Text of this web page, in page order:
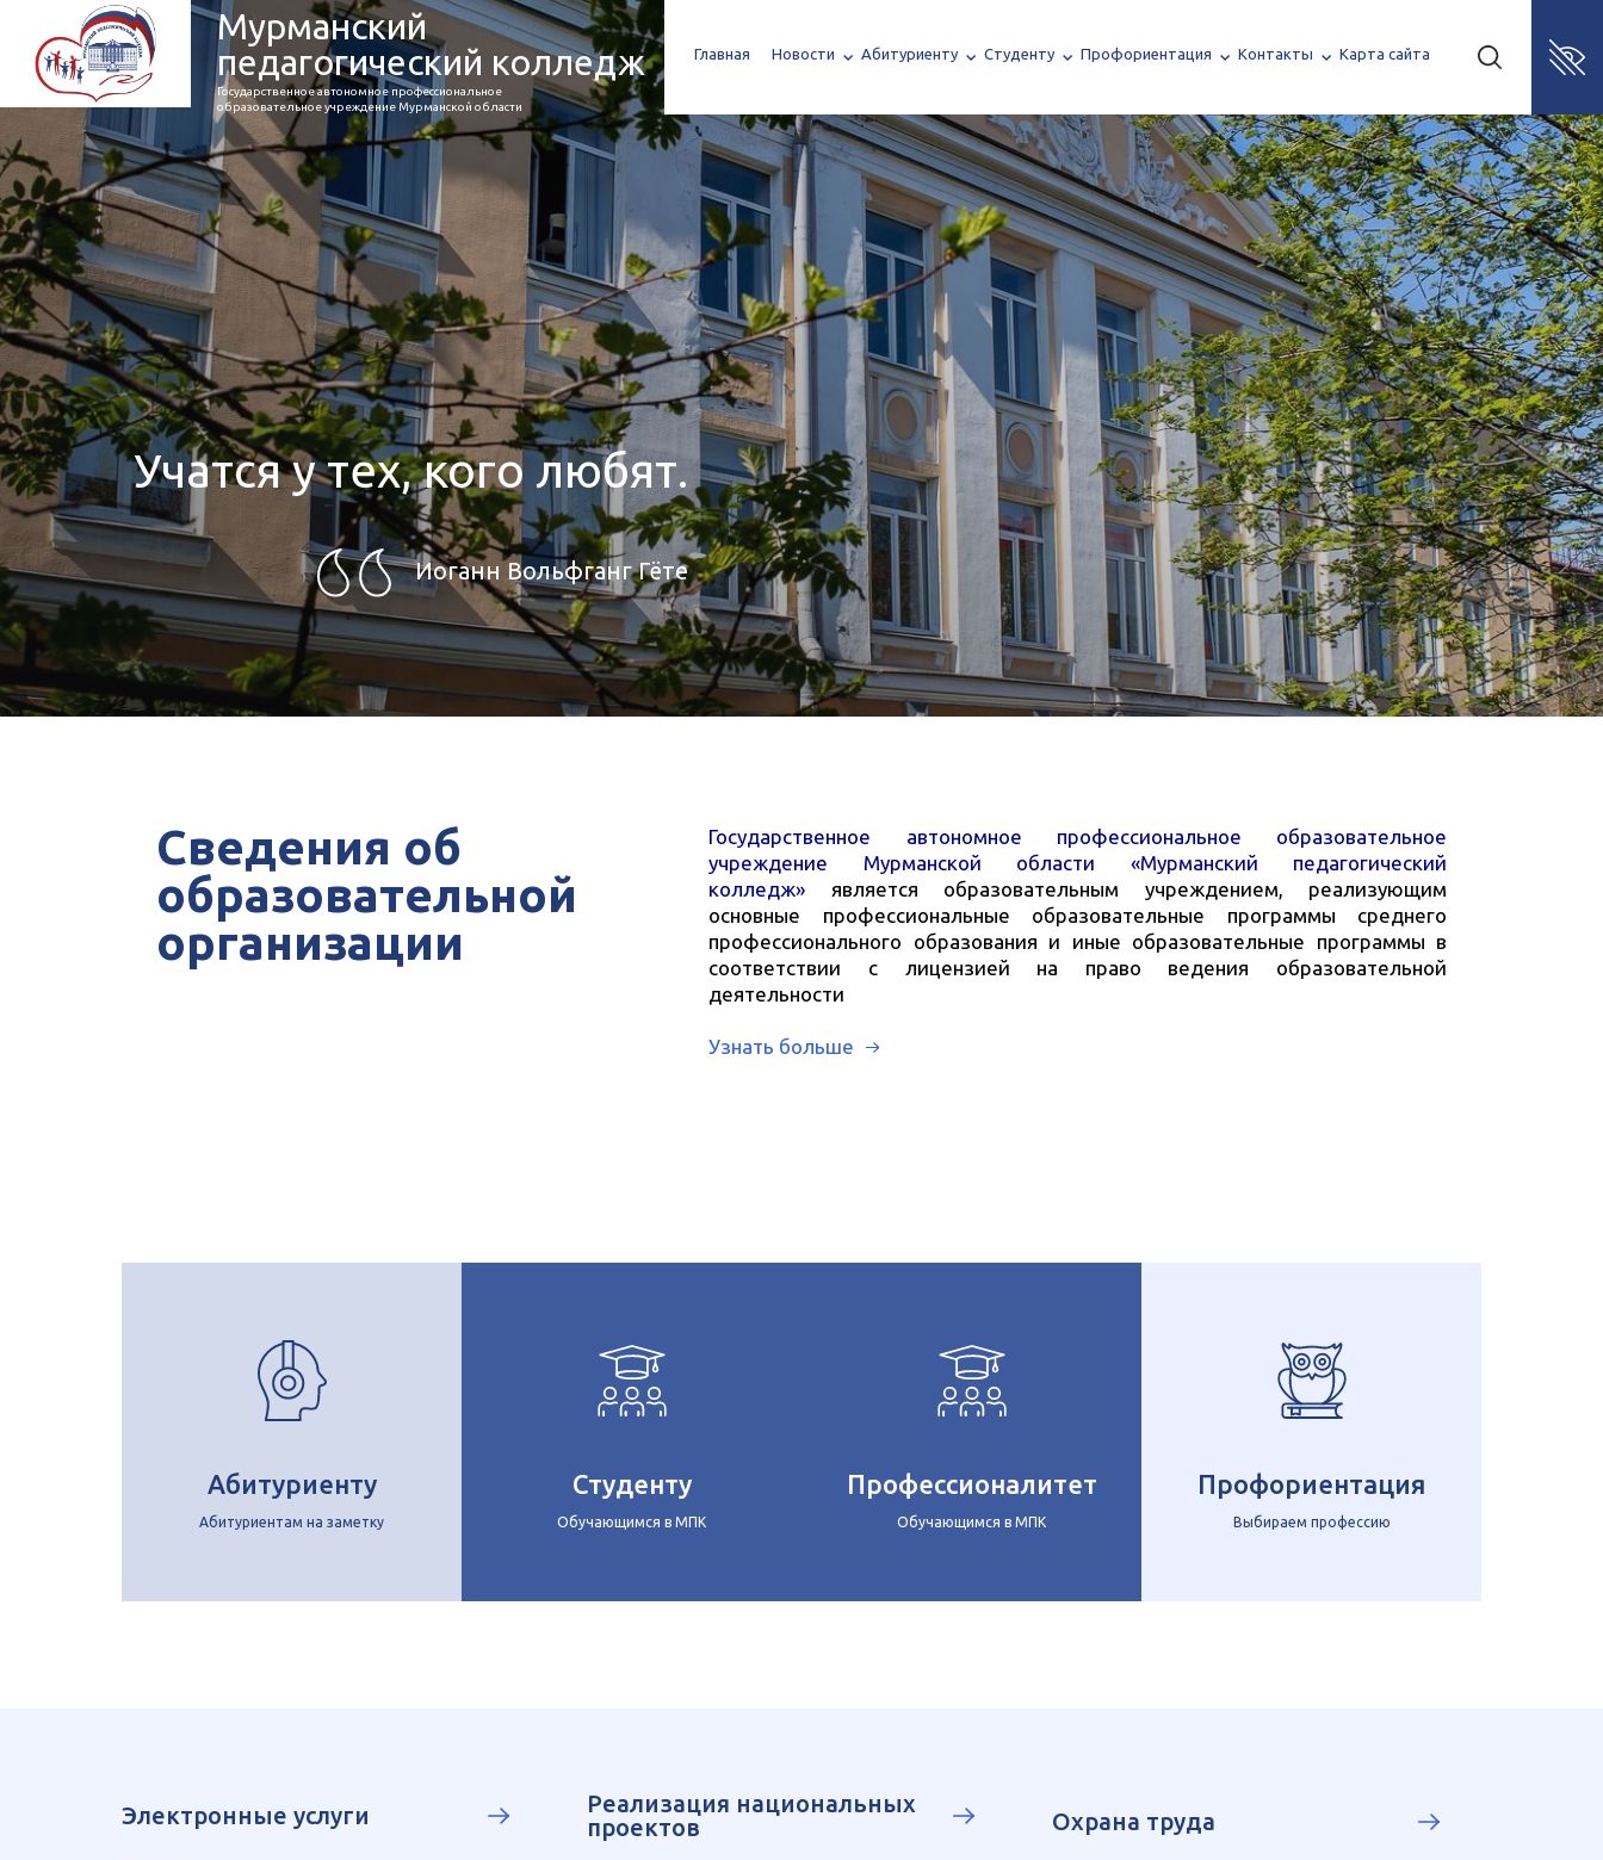
Мурманский
педагогический колледж
Государственное автономное профессиональное
образовательное учреждение Мурманской области
Главная Новости Абитуриенту Студенту Профориентация Контакты Карта сайта
Учатся у тех, кого любят.
Иоганн Вольфганг Гёте
Сведения об
образовательной
организации
Государственное автономное профессиональное образовательное
учреждение Мурманской области «Мурманский педагогический
колледж»
является образовательным учреждением, реализующим
основные профессиональные образовательные программы среднего
профессионального образования и иные образовательные программы в
соответствии с лицензией на право ведения образовательной
деятельности
Узнать больше
Абитуриенту
Абитуриентам на заметку
Студенту
Обучающимся в МПК
Профессионалитет
Обучающимся в МПК
Профориентация
Выбираем профессию
Электронные услуги
Реализация национальных
проектов
Охрана труда